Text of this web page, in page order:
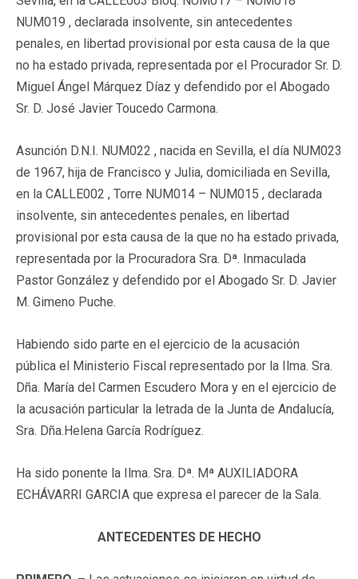
NUM019 , declarada insolvente, sin antecedentes
penales, en libertad provisional por esta causa de la que
no ha estado privada, representada por el Procurador Sr. D.
Miguel Ángel Márquez Díaz y defendido por el Abogado
Sr. D. José Javier Toucedo Carmona.
Asunción D.N.I. NUM022 , nacida en Sevilla, el día NUM023
de 1967, hija de Francisco y Julia, domiciliada en Sevilla,
en la CALLE002 , Torre NUM014 – NUM015 , declarada
insolvente, sin antecedentes penales, en libertad
provisional por esta causa de la que no ha estado privada,
representada por la Procuradora Sra. Dª. Inmaculada
Pastor González y defendido por el Abogado Sr. D. Javier
M. Gimeno Puche.
Habiendo sido parte en el ejercicio de la acusación
pública el Ministerio Fiscal representado por la Ilma. Sra.
Dña. María del Carmen Escudero Mora y en el ejercicio de
la acusación particular la letrada de la Junta de Andalucía,
Sra. Dña.Helena García Rodríguez.
Ha sido ponente la Ilma. Sra. Dª. Mª AUXILIADORA
ECHÁVARRI GARCIA que expresa el parecer de la Sala.
ANTECEDENTES DE HECHO